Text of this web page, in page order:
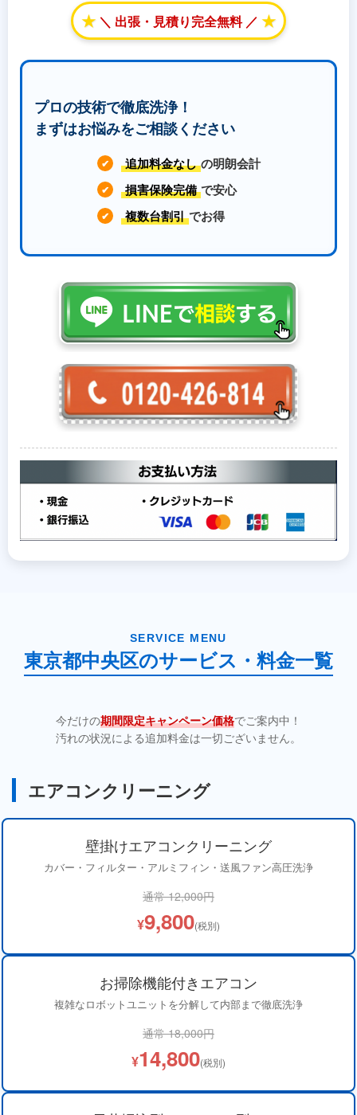
★ ＼ 出張・見積り完全無料 ／ ★
プロの技術で徹底洗浄！
まずはお悩みをご相談ください
✔ 追加料金なし の明朗会計
✔ 損害保険完備 で安心
✔ 複数台割引 でお得
SERVICE MENU
東京都中央区のサービス・料金一覧
今だけの期間限定キャンペーン価格でご案内中！
汚れの状況による追加料金は一切ございません。
エアコンクリーニング
壁掛けエアコンクリーニング
カバー・フィルター・アルミフィン・送風ファン高圧洗浄
通常 12,000円
¥9,800(税別)
お掃除機能付きエアコン
複雑なロボットユニットを分解して内部まで徹底洗浄
通常 18,000円
¥14,800(税別)